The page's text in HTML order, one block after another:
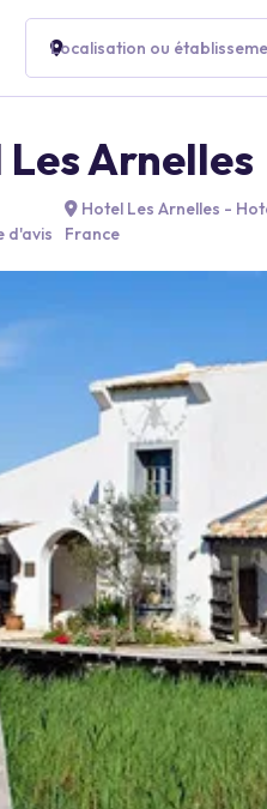
Localisation ou
Arnelles
d'avis
Hotel Les Arnelles -
France